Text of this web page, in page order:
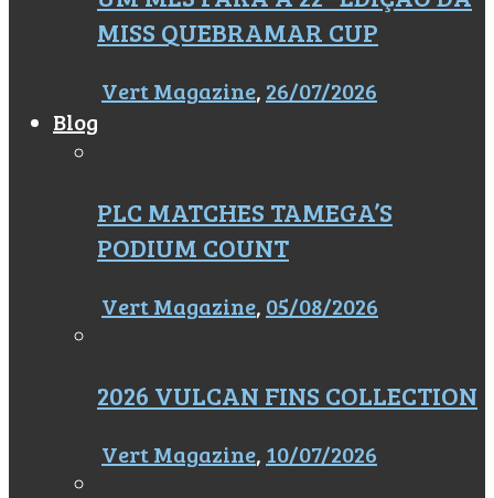
MISS QUEBRAMAR CUP
Vert Magazine, 26/07/2026
Blog
PLC MATCHES TAMEGA’S
PODIUM COUNT
Vert Magazine, 05/08/2026
2026 VULCAN FINS COLLECTION
Vert Magazine, 10/07/2026